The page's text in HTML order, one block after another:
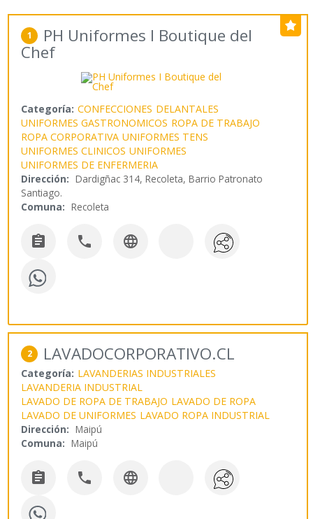
1 PH Uniformes I Boutique del
Chef
Categoría: CONFECCIONES DELANTALES
UNIFORMES GASTRONOMICOS ROPA DE TRABAJO
ROPA CORPORATIVA UNIFORMES TENS
UNIFORMES CLINICOS UNIFORMES
UNIFORMES DE ENFERMERIA
Dirección: Dardigñac 314, Recoleta, Barrio Patronato
Santiago.
Comuna: Recoleta
  
2 LAVADOCORPORATIVO.CL
Categoría: LAVANDERIAS INDUSTRIALES
LAVANDERIA INDUSTRIAL
LAVADO DE ROPA DE TRABAJO LAVADO DE ROPA
LAVADO DE UNIFORMES LAVADO ROPA INDUSTRIAL
Dirección: Maipú
Comuna: Maipú
  